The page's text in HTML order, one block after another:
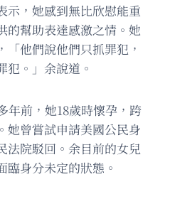
示，她感到無比欣慰能重
的幫助表達感激之情。她
他們說他們只抓罪犯，
犯。」余說道。
年前，她18歲時懷孕，跨
她曾嘗試申請美國公民身
法院駁回。余目前的女兒
臨身分未定的狀態。